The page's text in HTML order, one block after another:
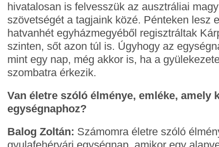
hivatalosan is felvesszük az ausztráliai
szövetségét a tagjaink közé. Pénteken lesz
hatvanhét egyházmegyéből regisztráltak
szinten, sőt azon túl is. Úgyhogy az
mint egy nap, még akkor is, ha a
szombatra érkezik.
Van életre szóló élménye, emléke, amely
egységnaphoz?
Balog Zoltán: Számomra életre szóló